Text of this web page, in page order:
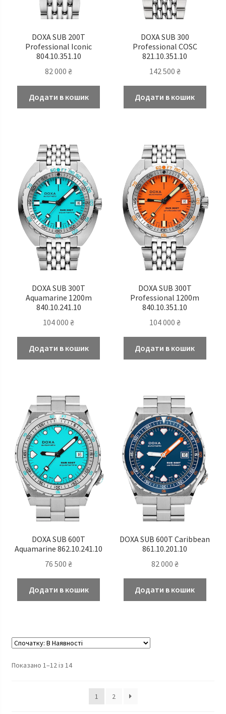
DOXA SUB 200T
Professional Iconic
804.10.351.10
82 000₴
Додати в кошик
DOXA SUB 300
Professional COSC
821.10.351.10
142 500 ₴
Додати в кошик
DOXA SUB 300T
Aquamarine 1200m
840.10.241.10
104 000₴
Додати в кошик
DOXA SUB 300T
Professional 1200m
840.10.351.10
104 000 ₴
Додати в кошик
DOXA SUB 600T
Aquamarine 862.10.241.10
76 500₴
Додати в кошик
DOXA SUB 600T Caribbean
861.10.201.10
82 000 ₴
Додати в кошик
Показано 1–12 із 14
1 2